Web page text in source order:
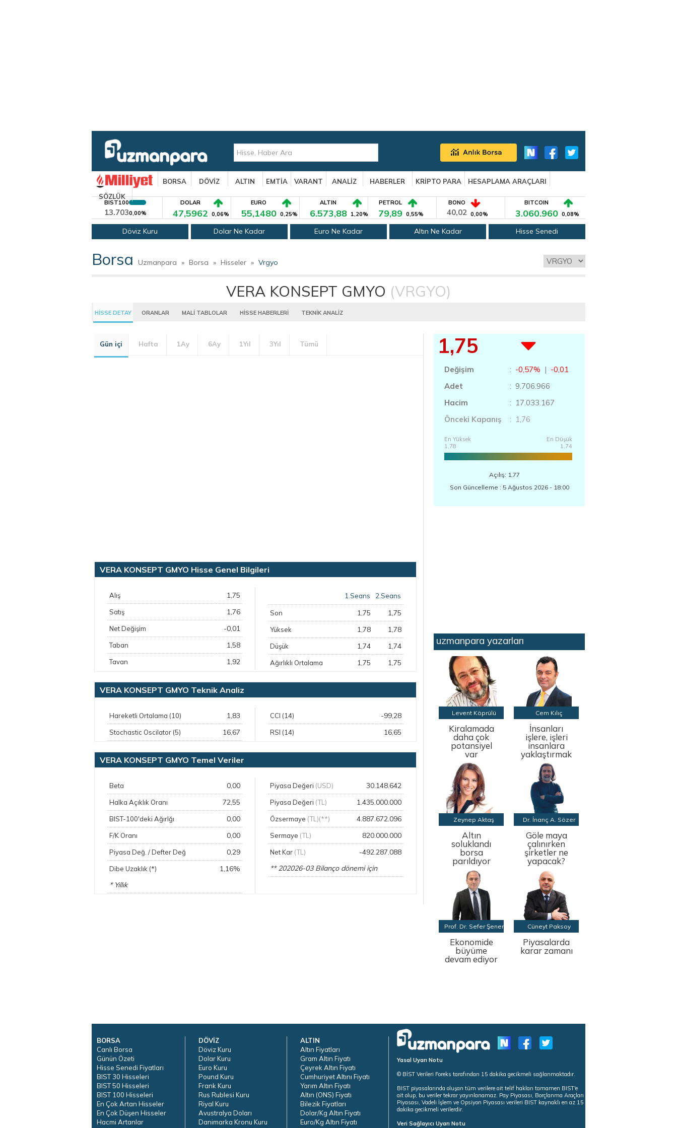
BORSA DÖVİZ ALTIN EMTİA VARANT ANALİZ HABERLER KRİPTO PARA
HESAPLAMA ARAÇLARI
SÖZLÜK
BIST100
13.7030,00%
DOLAR
47,5962 0,06%
EURO
55,1480 0,25%
ALTIN
6.573,88 1,20%
PETROL
79,89 0,55%
BONO
40,02 0,00%
BITCOIN
3.060.960 0,08%
Döviz Kuru Dolar Ne Kadar Euro Ne Kadar Altın Ne Kadar Hisse Senedi
Borsa Uzmanpara » Borsa » Hisseler » Vrgyo
VERA KONSEPT GMYO (VRGYO)
HİSSE DETAY ORANLAR MALİ TABLOLAR HİSSE HABERLERİ TEKNİK ANALİZ
Gün içi Hafta 1Ay 6Ay 1Yıl 3Yıl Tümü
VERA KONSEPT GMYO Hisse Genel Bilgileri
Alış 1,75
Satış 1,76
Net Değişim -0,01
Taban 1,58
Tavan 1,92
1.Seans 2.Seans
Son 1,75 1,75
Yüksek 1,78 1,78
Düşük 1,74 1,74
Ağırlıklı Ortalama 1,75 1,75
VERA KONSEPT GMYO Teknik Analiz
Hareketli Ortalama (10) 1,83
Stochastic Oscilator (5) 16,67
CCI (14) -99,28
RSI (14) 16,65
VERA KONSEPT GMYO Temel Veriler
Beta 0,00
Halka Açıklık Oranı 72,55
BIST-100'deki Ağırlğı 0,00
F/K Oranı 0,00
Piyasa Değ. / Defter Değ 0,29
Dibe Uzaklık (*)
1,16%
* Yıllık
Piyasa Değeri (USD) 30.148.642
Piyasa Değeri (TL) 1.435.000.000
Özsermaye (TL)(**) 4.887.672.096
Sermaye (TL) 820.000.000
Net Kar (TL)
-492.287.088
** 202026-03 Bilanço dönemi için
1,75
Değişim : -0,57% | -0,01
Adet
: 9.706.966
Hacim
: 17.033.167
Önceki Kapanış
: 1,76
En Yüksek
1,78
En Düşük
1,74
Açılış: 1,77
Son Güncelleme : 5 Ağustos 2026 - 18:00
uzmanpara yazarları
Levent Köprülü
Kiralamada
daha çok
potansiyel
var
Cem Kılıç
İnsanları
işlere, işleri
insanlara
yaklaştırmak
Zeynep Aktaş
Altın
soluklandı
borsa
parıldıyor
Dr. İnanç A. Sözer
Göle maya
çalınırken
şirketler ne
yapacak?
Prof. Dr. Sefer Şener
Ekonomide
büyüme
devam ediyor
Cüneyt Paksoy
Piyasalarda
karar zamanı
BORSA
Canlı Borsa
Günün Özeti
Hisse Senedi Fiyatları
BIST 30 Hisseleri
BIST 50 Hisseleri
BIST 100 Hisseleri
En Çok Artan Hisseler
En Çok Düşen Hisseler
Hacmi Artanlar
DÖVİZ
Döviz Kuru
Dolar Kuru
Euro Kuru
Pound Kuru
Frank Kuru
Rus Rublesi Kuru
Riyal Kuru
Avustralya Doları
Danimarka Kronu Kuru
ALTIN
Altın Fiyatları
Gram Altın Fiyatı
Çeyrek Altın Fiyatı
Cumhuriyet Altını Fiyatı
Yarım Altın Fiyatı
Altın (ONS) Fiyatı
Bilezik Fiyatları
Dolar/Kg Altın Fiyatı
Euro/Kg Altın Fiyatı
Yasal Uyarı Notu
© BİST Verileri Foreks tarafından 15 dakika gecikmeli sağlanmaktadır.
BIST piyasalarında oluşan tüm verilere ait telif hakları tamamen BIST'e
ait olup, bu veriler tekrar yayınlanamaz. Pay Piyasası, Borçlanma Araçları
Piyasası, Vadeli İşlem ve Opsiyon Piyasası verileri BIST kaynaklı en az 15
dakika gecikmeli verilerdir.
Veri Sağlayıcı Uyarı Notu